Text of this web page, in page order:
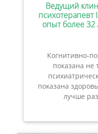
Ведущий
психотерапевт
опыт более 32
Когнитивно-
показана не
показана
лучше